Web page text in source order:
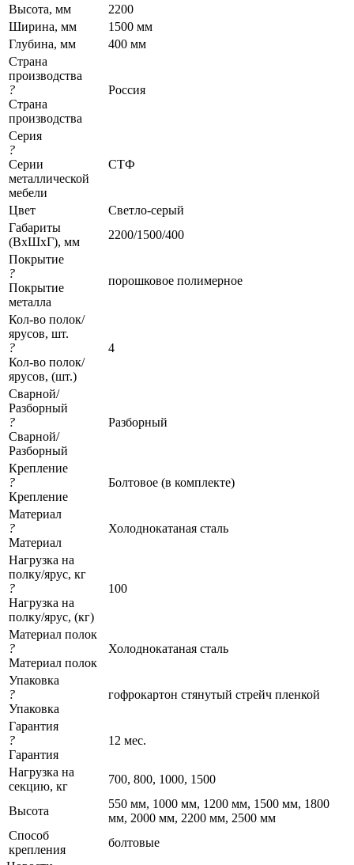
Высота, мм
2200
Ширина, мм
1500 мм
Глубина, мм
400 мм
Страна
производства
?
Страна
производства
Россия
Серия
?
Серии
металлической
мебели
СТФ
Цвет
Светло-серый
Габариты
(ВхШхГ), мм
2200/1500/400
Покрытие
?
Покрытие
металла
порошковое полимерное
Кол-во полок/
ярусов, шт.
?
Кол-во полок/
ярусов, (шт.)
4
Сварной/
Разборный
?
Сварной/
Разборный
Разборный
Крепление
?
Крепление
Болтовое (в комплекте)
Материал
?
Материал
Холоднокатаная сталь
Нагрузка на
полку/ярус, кг
?
Нагрузка на
полку/ярус, (кг)
100
Материал полок
?
Материал полок
Холоднокатаная сталь
Упаковка
?
Упаковка
гофрокартон стянутый стрейч пленкой
Гарантия
?
Гарантия
12 мес.
Нагрузка на
секцию, кг
700, 800, 1000, 1500
Высота
550 мм, 1000 мм, 1200 мм, 1500 мм, 1800
мм, 2000 мм, 2200 мм, 2500 мм
Cпособ
крепления
болтовые